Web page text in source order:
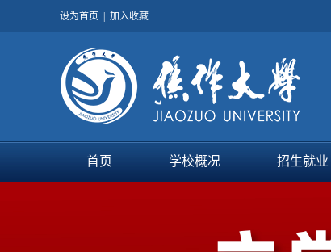
设为首页 加入收藏
首页 学校概况 招生就业